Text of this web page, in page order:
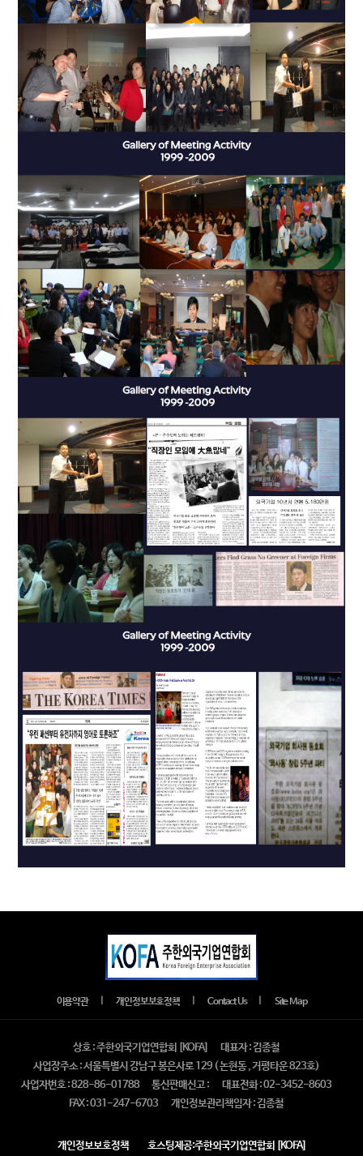
이용약관 개인정보보호정책 Contact Us Site Map
상호 : 주한외국기업연합회 [KOFA]
대표자 : 김종철
사업장주소 : 서울특별시 강남구 봉은사로 129 ( 논현동 , 거평타운 823호)
사업자번호 : 828-86-01788
통신판매신고 :
대표전화 : 02-3452-8603
FAX : 031-247-6703
개인정보관리책임자 : 김종철
개인정보보호정책 호스팅제공:주한외국기업연합회 [KOFA]